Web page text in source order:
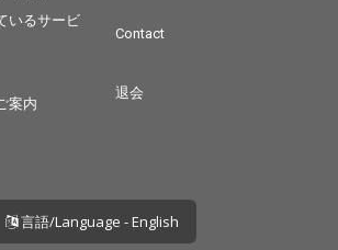
いるサービ
案内
Contact
退会
言語/Language - English